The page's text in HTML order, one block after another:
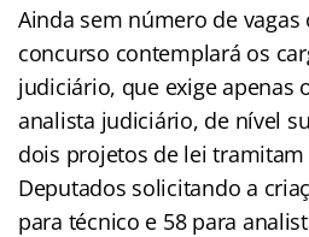
Ainda sem número de
concurso contemplará os
judiciário, que exige apenas
analista judiciário, de nível
dois projetos de lei tramitam
Deputados solicitando a
para técnico e 58 para